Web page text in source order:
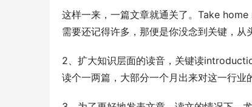
这样一来，一篇文章就通关了。Take
需要还记得许多，那便是你没念到关键，从
2、扩大知识层面的读音，关键读
读个一两篇，大部分一个月出来对这一行业